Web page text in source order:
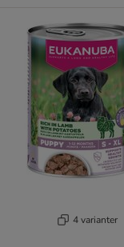
4 varianter